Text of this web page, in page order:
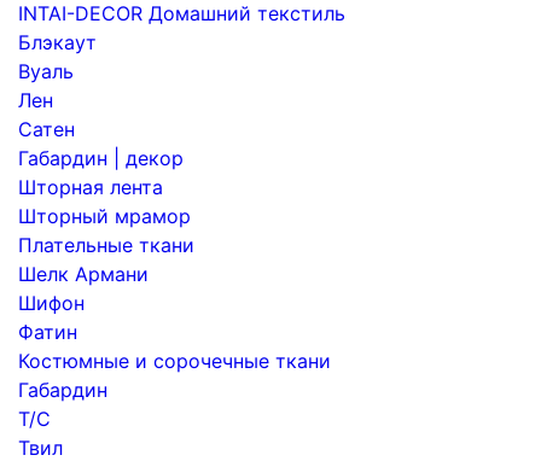
INTAI-DECOR Домашний текстиль
Блэкаут
Вуаль
Лен
Сатен
Габардин | декор
Шторная лента
Шторный мрамор
Плательные ткани
Шелк Армани
Шифон
Фатин
Костюмные и сорочечные ткани
Габардин
Т/С
Твил